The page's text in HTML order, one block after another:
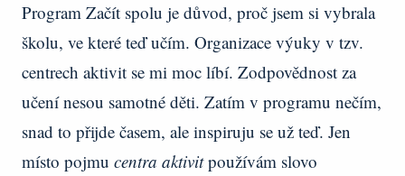
Program Začít spolu je důvod, proč jsem si vybrala
školu, ve které teď učím. Organizace výuky v tzv.
centrech aktivit se mi moc líbí. Zodpovědnost za
učení nesou samotné děti. Zatím v programu nečím,
snad to přijde časem, ale inspiruju se už teď. Jen
místo pojmu centra aktivitpoužívám slovo